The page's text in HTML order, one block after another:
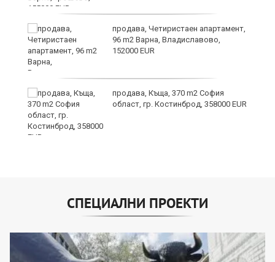
продава, Четиристаен апартамент,
96 m2 Варна, Владиславово,
152000 EUR
продава, Къща, 370 m2 София
област, гр. Костинброд, 358000 EUR
СПЕЦИАЛНИ ПРОЕКТИ